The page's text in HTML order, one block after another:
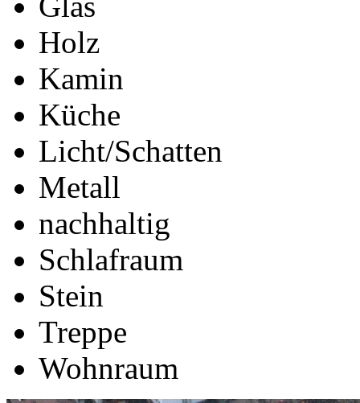
Holz
Kamin
Küche
Licht/Schatten
Metall
nachhaltig
Schlafraum
Stein
Treppe
Wohnraum